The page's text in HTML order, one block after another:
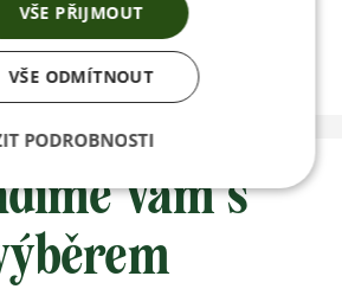
vám s
VŠE PŘIJMOUT
VŠE ODMÍTNOUT
PODROBNOSTI